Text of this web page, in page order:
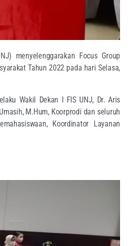
menyelenggarakan Focus Group
Tahun 2022 pada hari Selasa,
Wakil Dekan I FIS UNJ, Dr. Aris
M.Hum, Koorprodi dan seluruh
Koordinator Layanan